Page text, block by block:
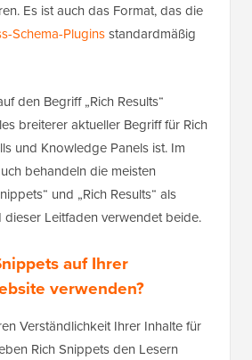
Es ist auch das Format, das die
Schema-Pluginsstandardmäßig
den Begriff „Rich Results“
breiterer aktueller Begriff für Rich
und Knowledge Panels ist. Im
behandeln die meisten
und „Rich Results“ als
dieser Leitfaden verwendet beide.
auf Ihrer
verwenden?
Verständlichkeit Ihrer Inhalte für
Rich Snippets den Lesern